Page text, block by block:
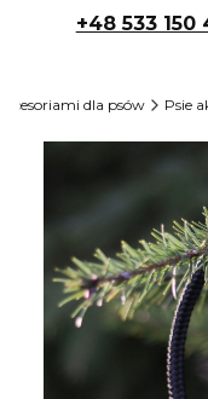
+48 533 150
dla psów Psie